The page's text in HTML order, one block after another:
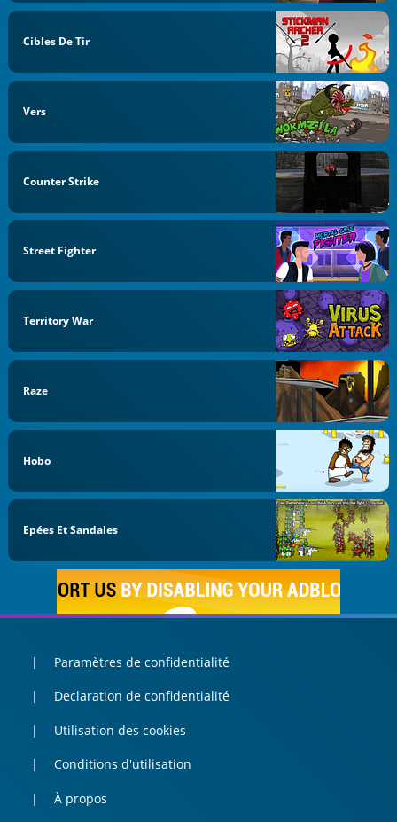
Cibles De Tir
Vers
Counter Strike
Street Fighter
Territory War
Raze
Hobo
Epées Et Sandales
Paramètres de confidentialité
Declaration de confidentialité
Utilisation des cookies
Conditions d'utilisation
À propos